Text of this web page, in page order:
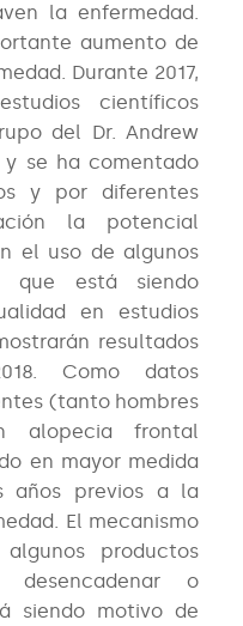
la enfermedad.
aumento de
Durante 2017,
científicos
del Dr. Andrew
y se ha comentado
y por diferentes
la potencial
el uso de algunos
que está siendo
en estudios
resultados
Como datos
(tanto hombres
alopecia frontal
en mayor medida
años previos a la
El mecanismo
productos
desencadenar o
siendo motivo de